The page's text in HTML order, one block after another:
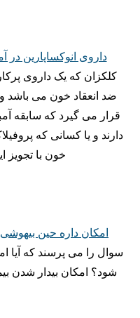
داروی انوکساپارین در
کلکزان که یک داروی
ضد انعقاد خون می باشد
دارند و یا کسانی که
خون با تجویز
امکان داره حین
سوال را می پرسند که آیا
شود؟ امکان بیدار شدن